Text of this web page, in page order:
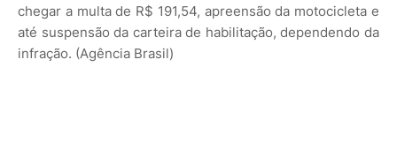
chegar a multa de R$ 191,54, apreensão da motocicleta e
até suspensão da carteira de habilitação, dependendo da
infração. (Agência Brasil)